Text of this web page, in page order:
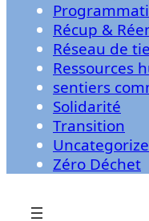
Récup &
Réseau de
Ressources
sentiers
Solidarité
Transition
Zéro Déchet